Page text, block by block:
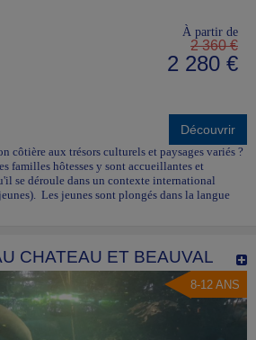
À partir de
2 360 €
2 280 €
Découvrir
côtière aux trésors culturels et paysages variés ?
familles hôtesses y sont accueillantes et
se déroule dans un contexte international
Les jeunes sont plongés dans la langue
CHATEAU ET BEAUVAL
8-12 ANS